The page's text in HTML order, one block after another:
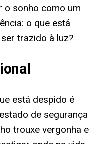
o sonho como um
o que está
trazido à luz?
está despido é
de segurança
trouxe vergonha e